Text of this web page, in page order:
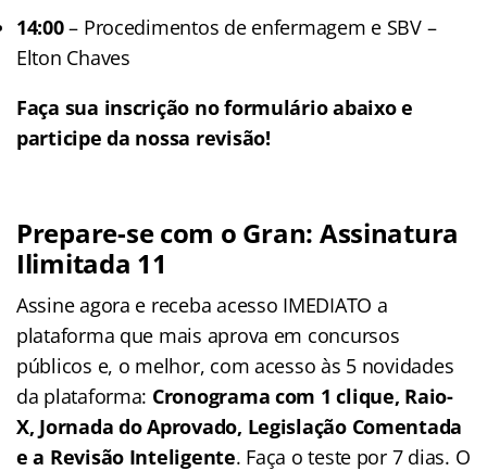
14:00– Procedimentos de enfermagem e SBV –
Elton Chaves
Faça sua inscrição no formulário abaixo e
participe da nossa revisão!
Prepare-se com o Gran: Assinatura
Ilimitada 11
Assine agora e receba acesso IMEDIATO a
plataforma que mais aprova em concursos
públicos e, o melhor, com acesso às 5 novidades
da plataforma: Cronograma com 1 clique, Raio-
X, Jornada do Aprovado, Legislação Comentada
e a Revisão Inteligente. Faça o teste por 7 dias. O